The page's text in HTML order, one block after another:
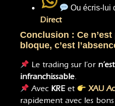
Ou écris-lui
Direct
Conclusion : Ce
bloque, c’est
Le trading sur l’or
infranchissable.
Avec KREet XAU
rapidement avec les